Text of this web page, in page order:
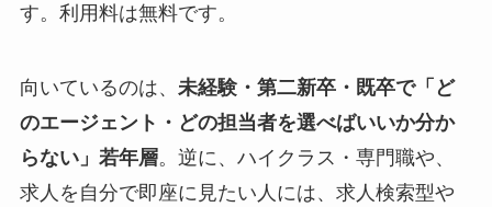
す。利用料は無料です。
向いているのは、 未経験・第二新卒・既卒で「ど
のエージェント・どの担当者を選べばいいか分か
らない」若年層。逆に、ハイクラス・専門職や、
求人を自分で即座に見たい人には、求人検索型や